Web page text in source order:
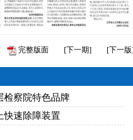
完整版面 [下一期] [下一版
检察院特色品牌
快速除障装置